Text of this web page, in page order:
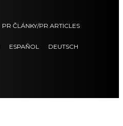
PR ČLÁNKY/PR ARTICLES
ESPAÑOL DEUTSCH